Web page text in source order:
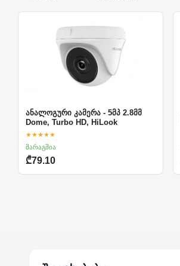
ანალოგური კამერა - 5მპ 2.8მმ
Dome, Turbo HD, HiLook
★★★★★
მარაგშია
₾79.10